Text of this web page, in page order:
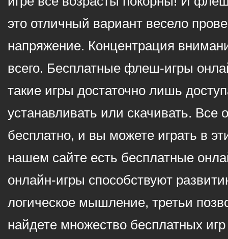
это отличный вариант весело
напряжение. Концентрация
всего. Бесплатные флеш-игры
такие игры достаточно лишь
устанавливать или скачивать.
бесплатно, и вы можете играть в
нашем сайте есть бесплатные
онлайн-игры способствуют
логическое мышление, третьи
найдете множество бесплатных